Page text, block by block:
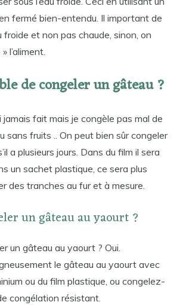
fermé bien-entendu. Il important de
froide et non pas chaude, sinon, on
l’aliment.
de congeler un gâteau ?
jamais fait mais je congèle pas mal de
sans fruits .. On peut bien sûr congeler
a plusieurs jours. Dans du film il sera
un sachet plastique, ce sera plus
des tranches au fur et à mesure.
un gâteau au yaourt ?
un gâteau au yaourt ? Oui.
le gâteau au yaourt avec
ou du film plastique, ou congelez-
congélation résistant.